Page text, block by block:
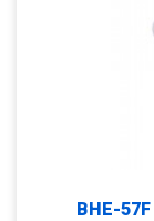
BHE-57F